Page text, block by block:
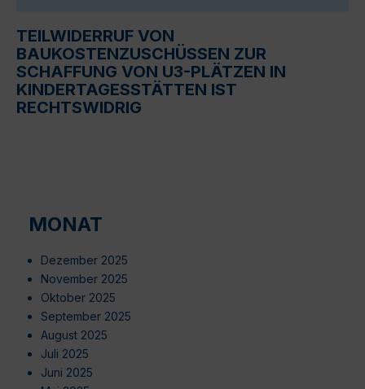
TEILWIDERRUF VON
BAUKOSTENZUSCHÜSSEN ZUR
SCHAFFUNG VON U3-PLÄTZEN IN
KINDERTAGESSTÄTTEN IST
RECHTSWIDRIG
MONAT
Dezember 2025
November 2025
Oktober 2025
September 2025
August 2025
Juli 2025
Juni 2025